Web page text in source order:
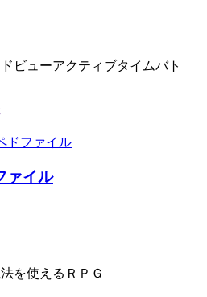
ビューアクティブタイムバト
ァイル
を使えるＲＰＧ